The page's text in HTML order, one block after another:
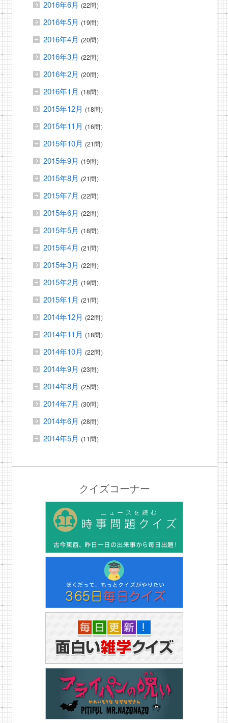
2016年6月 (22問）
2016年5月 (19問）
2016年4月 (20問）
2016年3月 (22問）
2016年2月 (20問）
2016年1月 (18問）
2015年12月 (18問）
2015年11月 (16問）
2015年10月 (21問）
2015年9月 (19問）
2015年8月 (21問）
2015年7月 (22問）
2015年6月 (22問）
2015年5月 (18問）
2015年4月 (21問）
2015年3月 (22問）
2015年2月 (19問）
2015年1月 (21問）
2014年12月 (22問）
2014年11月 (18問）
2014年10月 (22問）
2014年9月 (23問）
2014年8月 (25問）
2014年7月 (30問）
2014年6月 (28問）
2014年5月 (11問）
クイズコーナー